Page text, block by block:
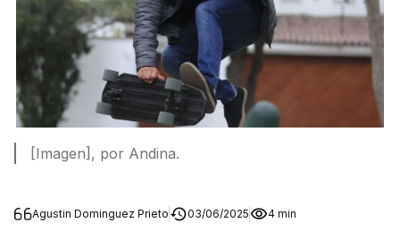
[Imagen], por Andina.
Agustin Dominguez Prieto 03/06/2025 4 min